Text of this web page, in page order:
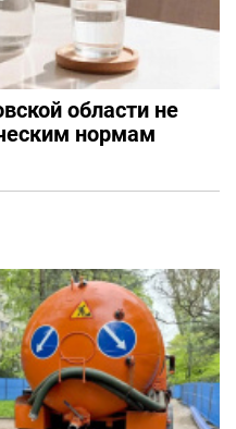
области не
нормам